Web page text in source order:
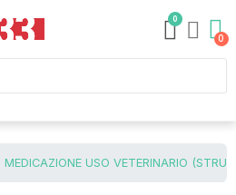
0
MEDICAZIONE USO VETERINARIO